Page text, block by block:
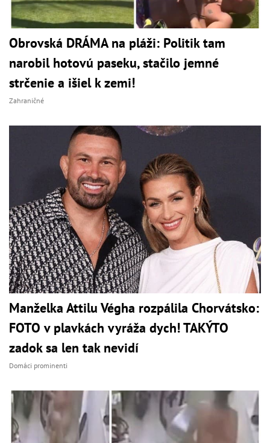
Obrovská DRÁMA na pláži: Politik tam
narobil hotovú paseku, stačilo jemné
strčenie a išiel k zemi!
Zahraničné
Manželka Attilu Végha rozpálila Chorvátsko:
FOTO v plavkách vyráža dych! TAKÝTO
zadok sa len tak nevidí
Domáci prominenti